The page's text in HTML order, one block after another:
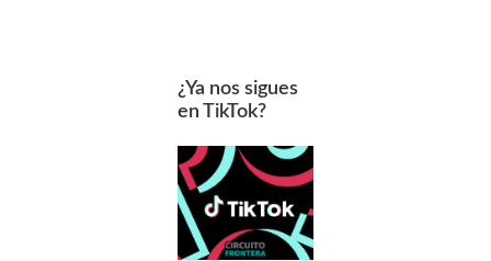
¿Ya nos sigues
en TikTok?